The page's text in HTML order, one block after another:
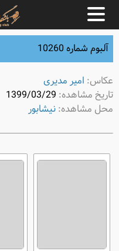
آلبوم شماره 10260
عکاس: امیر مدیری
تاریخ مشاهده: 1399/03/29
محل مشاهده:نیشابور